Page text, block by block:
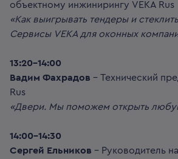
объектному инжинирингу VEKA Rus
«Как выигрывать тендеры и
Сервисы VEKA для оконных
13:20-14:00
Вадим Фахрадов – Технический
Rus
«Двери. Мы поможем открыть
14:00-14:30
Сергей Ельников – Руководитель